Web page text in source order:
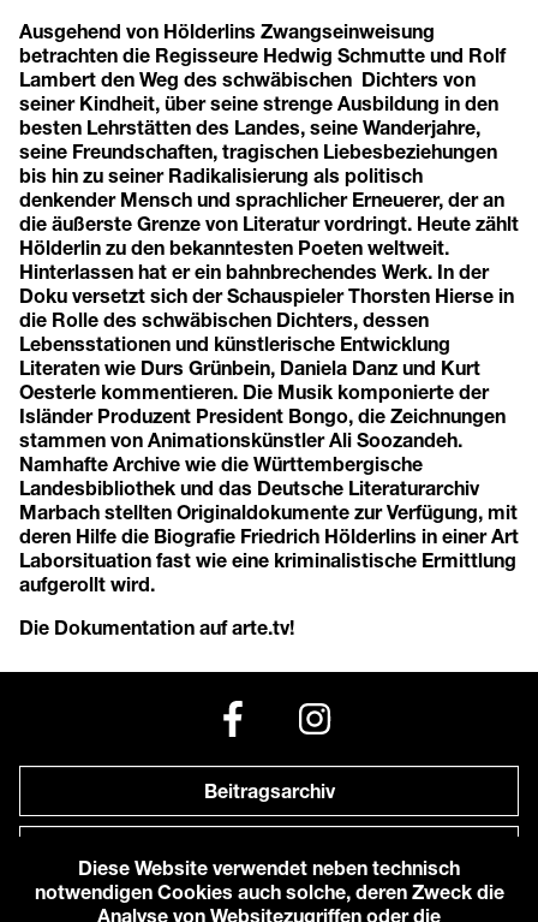
Ausgehend von Hölderlins Zwangseinweisung
betrachten die Regisseure Hedwig Schmutte und Rolf
Lambert den Weg des schwäbischen Dichters von
seiner Kindheit, über seine strenge Ausbildung in den
besten Lehrstätten des Landes, seine Wanderjahre,
seine Freundschaften, tragischen Liebesbeziehungen
bis hin zu seiner Radikalisierung als politisch
denkender Mensch und sprachlicher Erneuerer, der an
die äußerste Grenze von Literatur vordringt. Heute zählt
Hölderlin zu den bekanntesten Poeten weltweit.
Hinterlassen hat er ein bahnbrechendes Werk. In der
Doku versetzt sich der Schauspieler Thorsten Hierse in
die Rolle des schwäbischen Dichters, dessen
Lebensstationen und künstlerische Entwicklung
Literaten wie Durs Grünbein, Daniela Danz und Kurt
Oesterle kommentieren. Die Musik komponierte der
Isländer Produzent President Bongo, die Zeichnungen
stammen von Animationskünstler Ali Soozandeh.
Namhafte Archive wie die Württembergische
Landesbibliothek und das Deutsche Literaturarchiv
Marbach stellten Originaldokumente zur Verfügung, mit
deren Hilfe die Biografie Friedrich Hölderlins in einer Art
Laborsituation fast wie eine kriminalistische Ermittlung
aufgerollt wird.
Die Dokumentation auf arte.tv!
Beitragsarchiv
Anfahrt zu uns
Diese Website verwendet neben technisch
notwendigen Cookies auch solche, deren Zweck die
Analyse von Websitezugriffen oder die